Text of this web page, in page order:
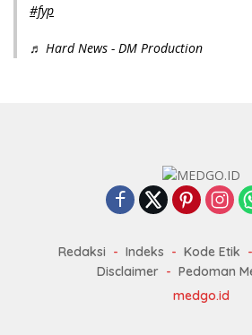
#fyp
♬ Hard News - DM Production
Redaksi Indeks Kode Etik
Disclaimer
Pedoman
medgo.id